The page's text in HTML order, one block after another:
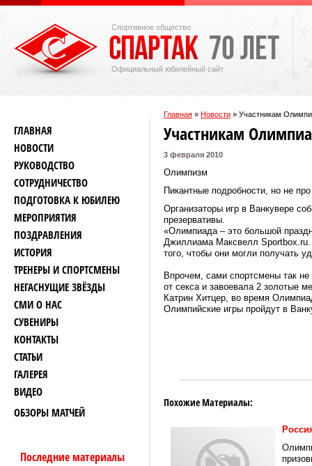
Спортивное общество
Официальный юбилейный сайт
Главная » Новости » Участникам
ГЛАВНАЯ
НОВОСТИ
РУКОВОДСТВО
СОТРУДНИЧЕСТВО
ПОДГОТОВКА К ЮБИЛЕЮ
МЕРОПРИЯТИЯ
ПОЗДРАВЛЕНИЯ
ИСТОРИЯ
ТРЕНЕРЫ И СПОРТСМЕНЫ
НЕГАСНУЩИЕ ЗВЁЗДЫ
СМИ О НАС
СУВЕНИРЫ
КОНТАКТЫ
СТАТЬИ
ГАЛЕРЕЯ
ВИДЕО
ОБЗОРЫ МАТЧЕЙ
Последние материалы
Участникам
3 февраля 2010
Олимпизм
Пикантные подробности, но не
Организаторы игр в Ванкувере
презервативы.
«Олимпиада – это большой
Джиллиама Максвелл
того, чтобы они могли получать
Впрочем, сами спортсмены так
от секса и завоевала 2 золотые
Катрин Хитцер, во время
Олимпийские игры пройдут в
Похожие Материалы: